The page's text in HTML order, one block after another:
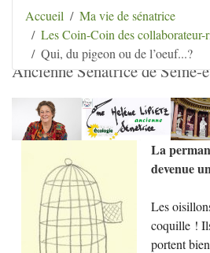
Aller au contenu Aller au menu
secondaire| Aller à la recherche
Hélène Lipietz
Ancienne Sénatrice de Seine-
Accueil
Ma vie de sénatrice
Les Coin-Coin des collaborateur-
Qui, du pigeon ou de l’oeuf...?
La
devenue
Les
coquille !
portent